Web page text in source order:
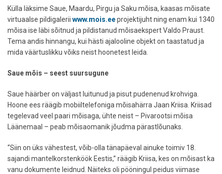
Külla läksime Saue, Maardu, Pirgu ja Saku mõisa, kaasas mõisate
virtuaalse pildigalerii www.mois.eeprojektijuht ning enam kui 1340
mõisa ise läbi sõitnud ja pildistanud mõisaekspert Valdo Praust.
Tema andis hinnangu, kui hästi ajalooline objekt on taastatud ja
mida väärtuslikku võiks neist hoonetest leida.
Saue mõis – seest suursugune
Saue häärber on väljast luitunud ja pisut pudenenud krohviga.
Hoone ees räägib mobiiltelefoniga mõisahärra Jaan Kriisa. Kriisad
tegelevad veel paari mõisaga, ühte neist – Pivarootsi mõisa
Läänemaal – peab mõisaomanik jõudma pärastlõunaks.
“Siin on üks vähestest, võib-olla tänapäeval ainuke toimiv 18.
sajandi mantelkorstenköök Eestis,” räägib Kriisa, kes on mõisast ka
vanu dokumente leidnud. Näiteks oli pööningul peidus viimase